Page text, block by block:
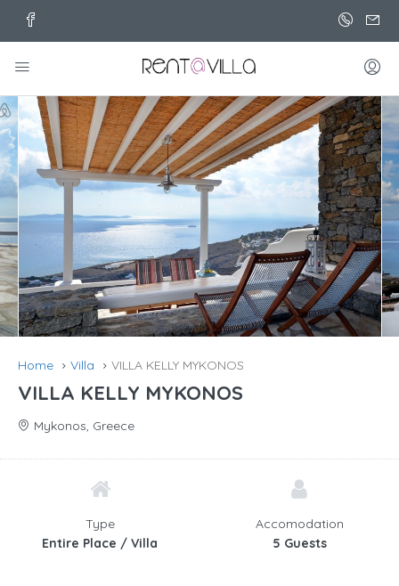
Home Villa VILLA KELLY MYKONOS
VILLA KELLY MYKONOS
Mykonos, Greece
Type
Entire Place / Villa
Accomodation
5 Guests